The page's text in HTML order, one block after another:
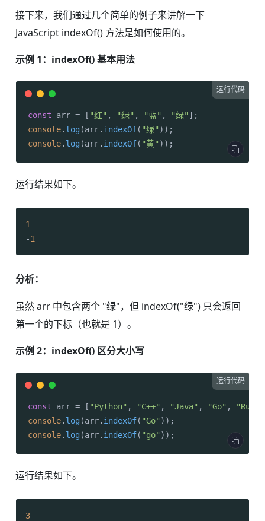
接下来，我们通过几个简单的例子来讲解一下
JavaScript indexOf() 方法是如何使用的。
示例 1：indexOf() 基本用法
运行代码
const arr = [ "红" , "绿" , "蓝" , "绿"
console. log(arr. indexOf( "绿"
console. log(arr. indexOf( "黄" ));
运行结果如下。
1
-1
分析：
虽然 arr 中包含两个 "绿"，但 indexOf("绿") 只会返回
第一个的下标（也就是 1）。
示例 2：indexOf() 区分大小写
运行代码
const arr = [ "Python" , "C++" , "Java" , "Go" ,
"Rust"
console. log(arr. indexOf( "Go"
console. log(arr. indexOf( "go" ));
运行结果如下。
3